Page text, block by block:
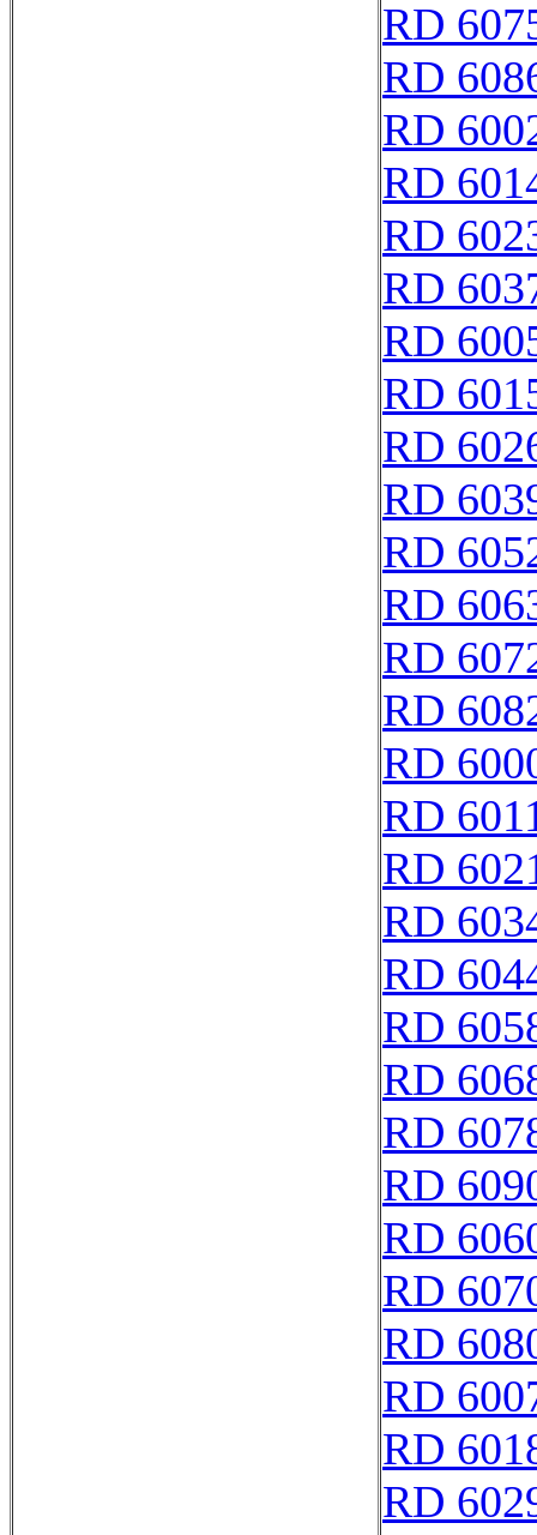
RD
RD
RD
RD
RD
RD
RD
RD
RD
RD
RD
RD
RD
RD
RD
RD
RD
RD
RD
RD
RD
RD
RD
RD
RD
RD
RD
RD
RD